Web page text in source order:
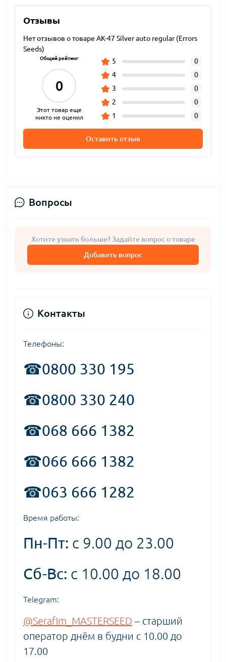
Отзывы
Нет отзывов о товаре AK-47 Silver auto regular (Errors
Seeds)
Общий рейтинг
0
Этот товар еще
никто не оценил
5
0
4
0
3
0
2
0
1
0
Оставить отзыв
Вопросы
Хотите узнать больше? Задайте вопрос о товаре
Добавить вопрос
Контакты
Телефоны:
☎0800 330 195
☎0800 330 240
☎068 666 1382
☎066 666 1382
☎063 666 1282
Время работы:
Пн-Пт: с 9.00 до 23.00
Сб-Вс: с 10.00 до 18.00
Telegram:
@Serafim_MASTERSEED – старший
оператор днём в будни с 10.00 до
17.00